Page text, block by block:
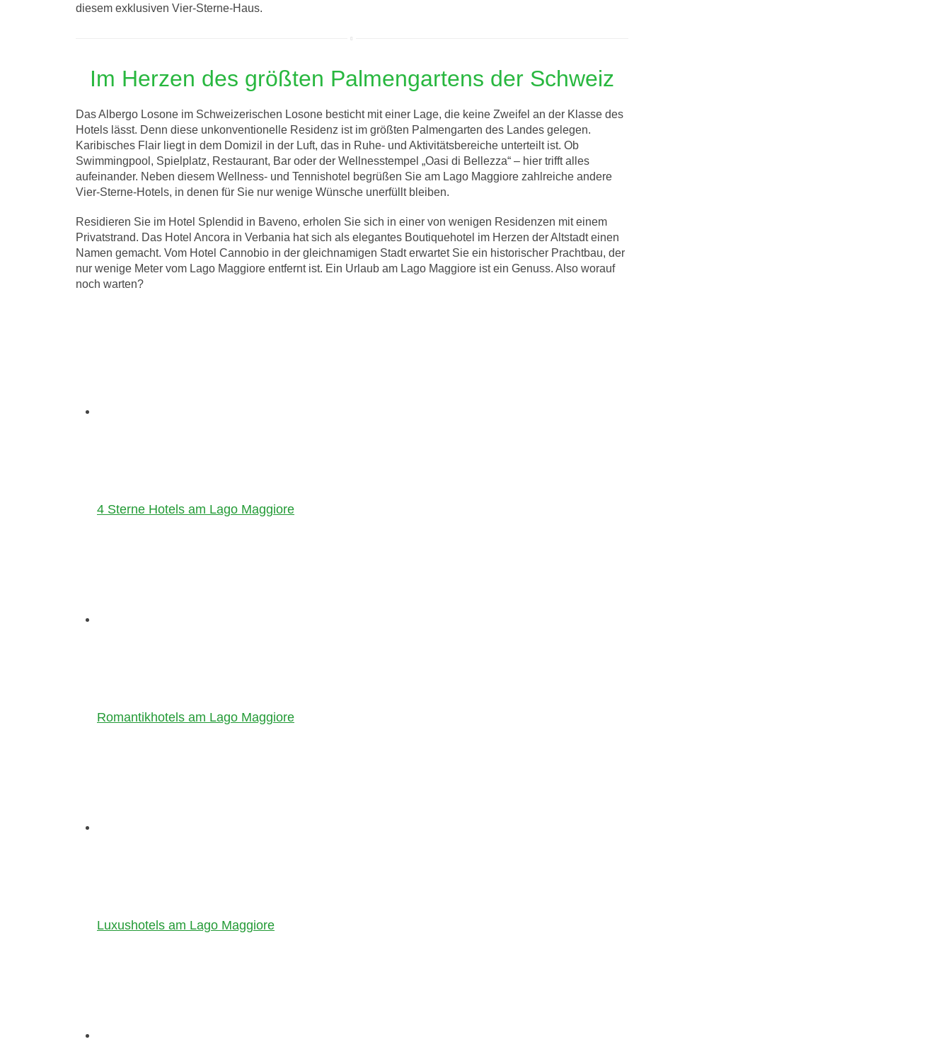
diesem exklusiven Vier-Sterne-Haus.
Im Herzen des größten Palmengartens der Schweiz
Das Albergo Losone im Schweizerischen Losone besticht mit einer Lage, die keine Zweifel an der Klasse des
Hotels lässt. Denn diese unkonventionelle Residenz ist im größten Palmengarten des Landes gelegen.
Karibisches Flair liegt in dem Domizil in der Luft, das in Ruhe- und Aktivitätsbereiche unterteilt ist. Ob
Swimmingpool, Spielplatz, Restaurant, Bar oder der Wellnesstempel „Oasi di Bellezza“ – hier trifft alles
aufeinander. Neben diesem Wellness- und Tennishotel begrüßen Sie am Lago Maggiore zahlreiche andere
Vier-Sterne-Hotels, in denen für Sie nur wenige Wünsche unerfüllt bleiben.
Residieren Sie im Hotel Splendid in Baveno, erholen Sie sich in einer von wenigen Residenzen mit einem
Privatstrand. Das Hotel Ancora in Verbania hat sich als elegantes Boutiquehotel im Herzen der Altstadt einen
Namen gemacht. Vom Hotel Cannobio in der gleichnamigen Stadt erwartet Sie ein historischer Prachtbau, der
nur wenige Meter vom Lago Maggiore entfernt ist. Ein Urlaub am Lago Maggiore ist ein Genuss. Also worauf
noch warten?
4 Sterne Hotels am Lago Maggiore
Romantikhotels am Lago Maggiore
Luxushotels am Lago Maggiore